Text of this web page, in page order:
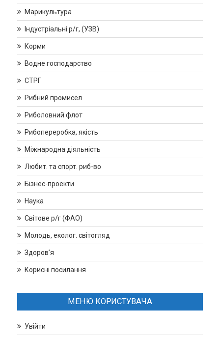
Марикультура
Індустріальні р/г, (УЗВ)
Корми
Водне господарство
СТРГ
Рибний промисел
Риболовний флот
Рибопереробка, якість
Міжнародна діяльність
Любит. та спорт. риб-во
Бізнес-проекти
Наука
Світове р/г (ФАО)
Молодь, еколог. світогляд
Здоров’я
Корисні посилання
МЕНЮ КОРИСТУВАЧА
Увійти